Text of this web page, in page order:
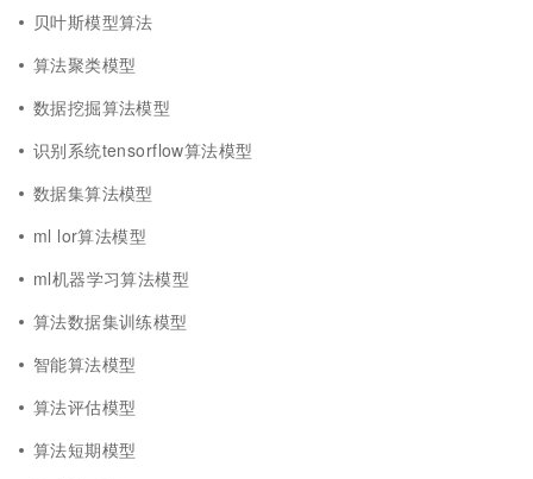
贝叶斯模型算法
算法聚类模型
数据挖掘算法模型
识别系统tensorflow算法模型
数据集算法模型
ml lor算法模型
ml机器学习算法模型
算法数据集训练模型
智能算法模型
算法评估模型
算法短期模型